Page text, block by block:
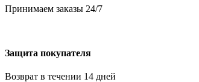
Принимаем заказы 24/7
Защита покупателя
Возврат в течении 14 дней